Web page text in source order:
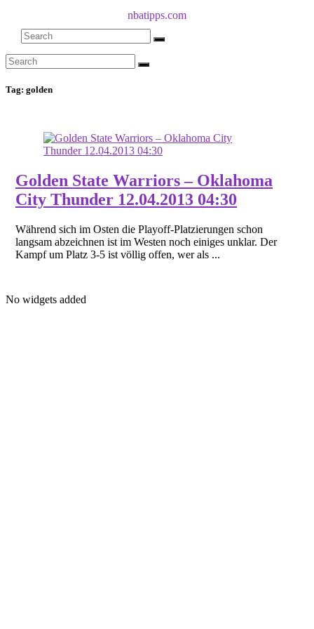
nbatipps.com
Tag: golden
Golden State Warriors – Oklahoma
City Thunder 12.04.2013 04:30
Während sich im Osten die Playoff-Platzierungen schon
langsam abzeichnen ist im Westen noch einiges unklar. Der
Kampf um Platz 3-5 ist völlig offen, wer als ...
No widgets added